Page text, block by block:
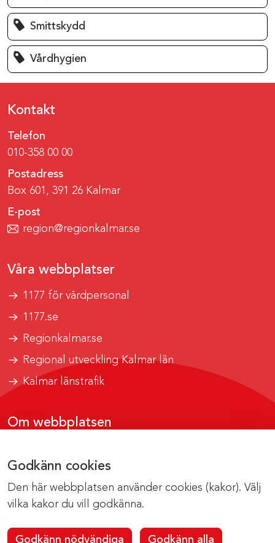
Godkänn cookies
Den här webbplatsen använder cookies (kakor). Välj
vilka kakor du vill godkänna.
Godkänn nödvändiga Godkänn alla
Smittskydd
Vårdhygien
Kontakt
Telefon
010-358 00 00
Postadress
Box 601, 391 26 Kalmar
E-post
region@regionkalmar.se
Våra webbplatser
1177 för vårdpersonal
1177.se
Regionkalmar.se
Regional utveckling Kalmar län
Kalmar länstrafik
Om webbplatsen
Om cookies
Kontakta webbredaktionen